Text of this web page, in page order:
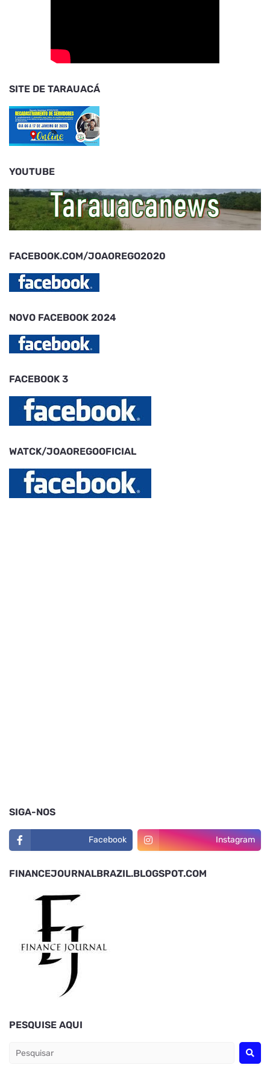
SITE DE TARAUACÁ
YOUTUBE
FACEBOOK.COM/JOAOREGO2020
NOVO FACEBOOK 2024
FACEBOOK 3
WATCK/JOAOREGOOFICIAL
SIGA-NOS
Facebook Instagram
FINANCEJOURNALBRAZIL.BLOGSPOT.COM
PESQUISE AQUI